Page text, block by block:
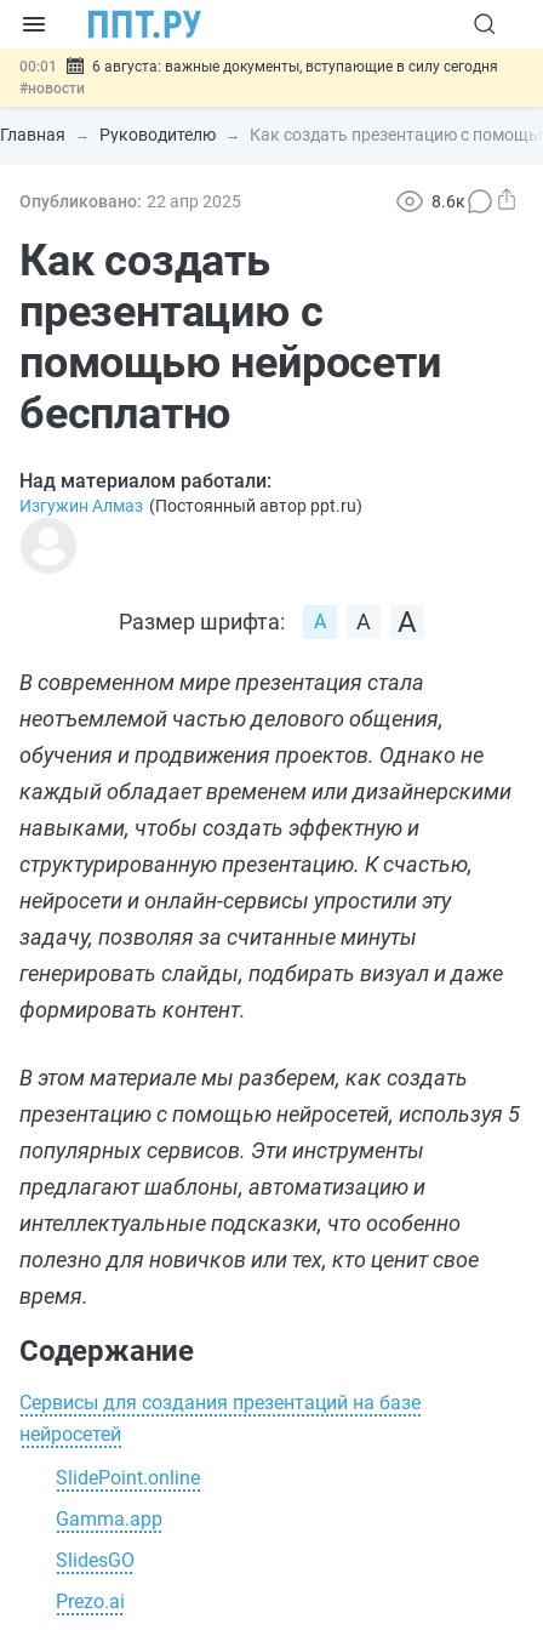
00:01
6 августа: важные документы, вступающие в силу сегодня
#новости
05.08 Обновили сообщения НПФ о договорах НПО и долгосрочных
05.08
Мигрантам с судимостью запретят получать ВНЖ и
кошельки#новости
#новости
Главная Руководителю Как создать презентацию с
Опубликовано: 22 апр 2025 8.6к
Как создать
презентацию с
помощью нейросети
бесплатно
Над материалом работали:
Изгужин Алмаз (Постоянный автор ppt.ru)
Размер шрифта:
В современном мире презентация стала
неотъемлемой частью делового общения,
обучения и продвижения проектов. Однако не
каждый обладает временем или дизайнерскими
навыками, чтобы создать эффектную и
структурированную презентацию. К счастью,
нейросети и онлайн-сервисы упростили эту
задачу, позволяя за считанные минуты
генерировать слайды, подбирать визуал и даже
формировать контент.
В этом материале мы разберем, как создать
презентацию с помощью нейросетей, используя 5
популярных сервисов. Эти инструменты
предлагают шаблоны, автоматизацию и
интеллектуальные подсказки, что особенно
полезно для новичков или тех, кто ценит свое
время.
Содержание
Сервисы для создания презентаций на базе
нейросетей
SlidePoint.online
Gamma.app
SlidesGO
Prezo.ai